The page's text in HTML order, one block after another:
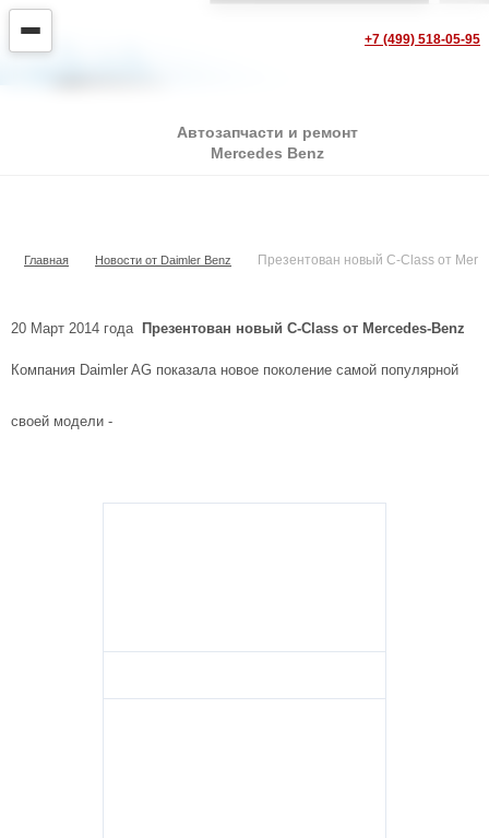
+7 (499) 518-05-95
Автозапчасти и ремонт
Mercedes Benz
Главная Новости от Daimler Benz Презентован новый C-Class от
20 Март 2014 года Презентован новый C-Class от Mercedes-Benz
Компания Daimler AG показала новое поколение самой популярной
своей модели -